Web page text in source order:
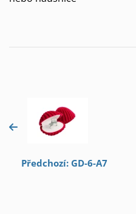
Předchozí: GD-6-A7